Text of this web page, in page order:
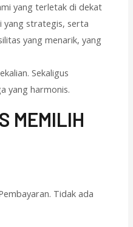
yang terletak di dekat
yang strategis, serta
yang menarik, yang
Sekaligus
yang harmonis.
MEMILIH
Tidak ada